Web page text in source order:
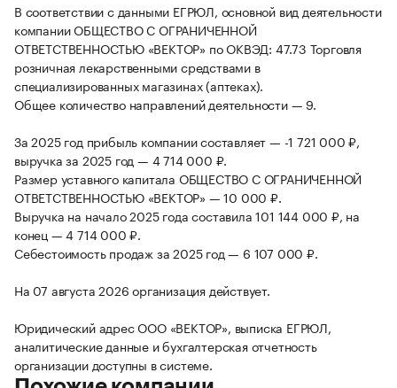
В соответствии с данными ЕГРЮЛ, основной вид деятельности
компании ОБЩЕСТВО С ОГРАНИЧЕННОЙ
ОТВЕТСТВЕННОСТЬЮ «ВЕКТОР» по ОКВЭД: 47.73 Торговля
розничная лекарственными средствами в
специализированных магазинах (аптеках).
Общее количество направлений деятельности — 9.
За 2025 год прибыль компании составляет — -1 721 000 ₽,
выручка за 2025 год — 4 714 000 ₽.
Размер уставного капитала ОБЩЕСТВО С ОГРАНИЧЕННОЙ
ОТВЕТСТВЕННОСТЬЮ «ВЕКТОР» — 10 000 ₽.
Выручка на начало 2025 года составила 101 144 000 ₽, на
конец — 4 714 000 ₽.
Себестоимость продаж за 2025 год — 6 107 000 ₽.
На 07 августа 2026 организация действует.
Юридический адрес ООО «ВЕКТОР», выписка ЕГРЮЛ,
аналитические данные и бухгалтерская отчетность
организации доступны в системе.